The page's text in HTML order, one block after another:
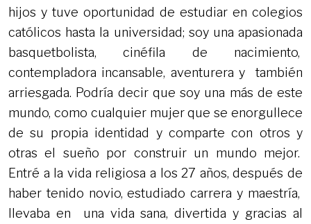
hijos y tuve oportunidad de estudiar en colegios
católicos hasta la universidad; soy una apasionada
basquetbolista, cinéfila de nacimiento,
contempladora incansable, aventurera y también
arriesgada. Podría decir que soy una más de este
mundo, como cualquier mujer que se enorgullece
de su propia identidad y comparte con otros y
otras el sueño por construir un mundo mejor.
Entré a la vida religiosa a los 27 años, después de
haber tenido novio, estudiado carrera y maestría,
llevaba en una vida sana, divertida y gracias al